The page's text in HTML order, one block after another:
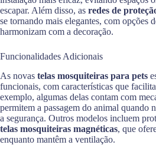
escapar. Além disso, as redes de
se tornando mais elegantes, com opções
harmonizam com a decoração.
Funcionalidades Adicionais
As novas telas mosquiteiras para pets
funcionais, com características que
exemplo, algumas delas contam com
permitem a passagem do animal quando
a segurança. Outros modelos incluem
telas mosquiteiras magnéticas, que
enquanto mantêm a ventilação.